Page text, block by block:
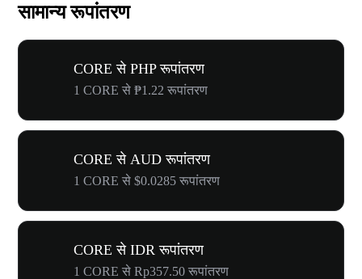
सामान्य रूपांतरण
CORE से PHP रूपांतरण
1 CORE से ₱1.22 रूपांतरण
CORE से AUD रूपांतरण
1 CORE से $0.0285 रूपांतरण
CORE से IDR रूपांतरण
1 CORE से Rp357.50 रूपांतरण